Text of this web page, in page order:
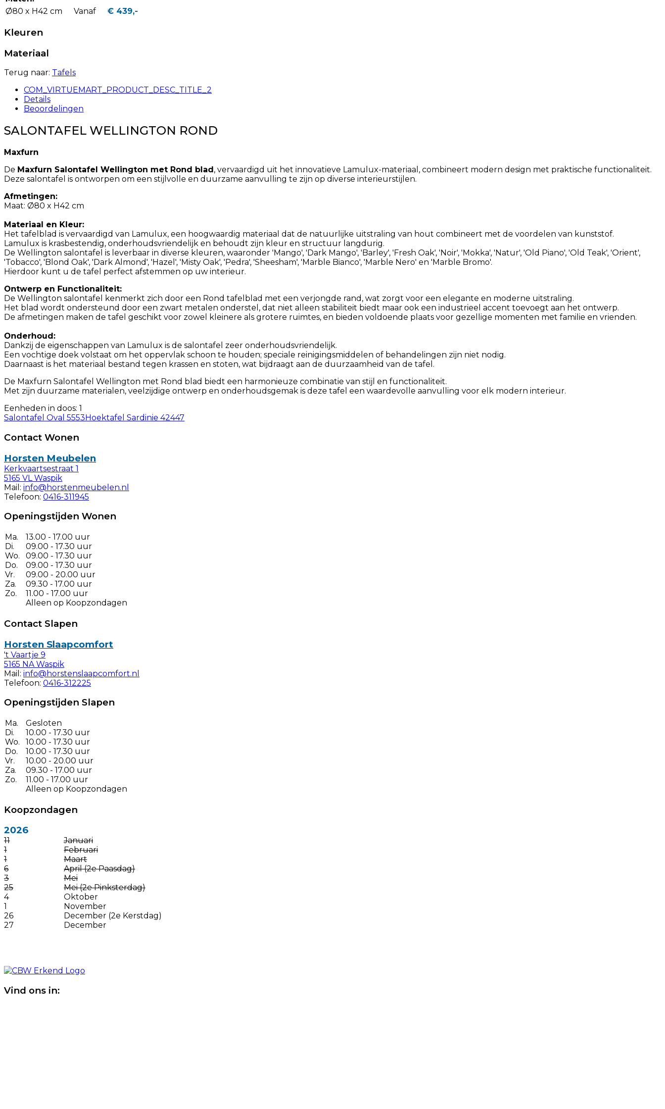
Ø80 x H42 cm
Vanaf € 439,-
Kleuren
Materiaal
Terug naar: Tafels
COM_VIRTUEMART_PRODUCT_DESC_TITLE_2
Details
Beoordelingen
SALONTAFEL WELLINGTON ROND
Maxfurn
De Maxfurn Salontafel Wellington met Rond blad , vervaardigd uit het innovatieve Lamulux-materiaal, combineert modern design met praktische functionaliteit.
Deze salontafel is ontworpen om een stijlvolle en duurzame aanvulling te zijn op diverse interieurstijlen.
Afmetingen:
Maat: Ø80 x H42 cm
Materiaal en Kleur:
Het tafelblad is vervaardigd van Lamulux, een hoogwaardig materiaal dat de natuurlijke uitstraling van hout combineert met de voordelen van kunststof.
Lamulux is krasbestendig, onderhoudsvriendelijk en behoudt zijn kleur en structuur langdurig.
De Wellington salontafel is leverbaar in diverse kleuren, waaronder 'Mango', 'Dark Mango', 'Barley', 'Fresh Oak', 'Noir', 'Mokka', 'Natur', 'Old Piano', 'Old Teak', 'Orient',
'Tobacco', 'Blond Oak', 'Dark Almond', 'Hazel', 'Misty Oak', 'Pedra', 'Sheesham', 'Marble Bianco', 'Marble Nero' en 'Marble Bromo'.
Hierdoor kunt u de tafel perfect afstemmen op uw interieur.
Ontwerp en Functionaliteit:
De Wellington salontafel kenmerkt zich door een Rond tafelblad met een verjongde rand, wat zorgt voor een elegante en moderne uitstraling.
Het blad wordt ondersteund door een zwart metalen onderstel, dat niet alleen stabiliteit biedt maar ook een industrieel accent toevoegt aan het ontwerp.
De afmetingen maken de tafel geschikt voor zowel kleinere als grotere ruimtes, en bieden voldoende plaats voor gezellige momenten met familie en vrienden.
Onderhoud:
Dankzij de eigenschappen van Lamulux is de salontafel zeer onderhoudsvriendelijk.
Een vochtige doek volstaat om het oppervlak schoon te houden; speciale reinigingsmiddelen of behandelingen zijn niet nodig.
Daarnaast is het materiaal bestand tegen krassen en stoten, wat bijdraagt aan de duurzaamheid van de tafel.
De Maxfurn Salontafel Wellington met Rond blad biedt een harmonieuze combinatie van stijl en functionaliteit.
Met zijn duurzame materialen, veelzijdige ontwerp en onderhoudsgemak is deze tafel een waardevolle aanvulling voor elk modern interieur.
Eenheden in doos: 1
Salontafel Oval 5553 Hoektafel Sardinie 42447
Contact Wonen
Horsten Meubelen
Kerkvaartsestraat 1
5165 VL Waspik
Mail: info@horstenmeubelen.nl
Telefoon: 0416-311945
Openingstijden Wonen
Ma.
Di.
Wo.
Do.
Vr.
Za.
Zo.
13.00 - 17.00 uur
09.00 - 17.30 uur
09.00 - 17.30 uur
09.00 - 17.30 uur
09.00 - 20.00 uur
09.30 - 17.00 uur
11.00 - 17.00 uur
Alleen op Koopzondagen
Contact Slapen
Horsten Slaapcomfort
't Vaartje 9
5165 NA Waspik
Mail: info@horstenslaapcomfort.nl
Telefoon: 0416-312225
Openingstijden Slapen
Ma.
Di.
Wo.
Do.
Vr.
Za.
Zo.
Gesloten
10.00 - 17.30 uur
10.00 - 17.30 uur
10.00 - 17.30 uur
10.00 - 20.00 uur
09.30 - 17.00 uur
11.00 - 17.00 uur
Alleen op Koopzondagen
Koopzondagen
2026
11
Januari
1
Februari
1
Maart
6
April (2e Paasdag)
3
Mei
25
Mei (2e Pinksterdag)
4
Oktober
1
November
26
December (2e Kerstdag)
27
December
Vind ons in: